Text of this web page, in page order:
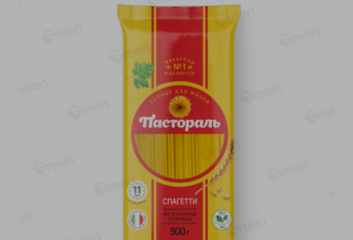
копченые Молодецкие
Местное известное 20 шт
-20
3.99
Конфеты фруктово-
ягодные Местное
известное яблоко-тыква
Хоба
60г